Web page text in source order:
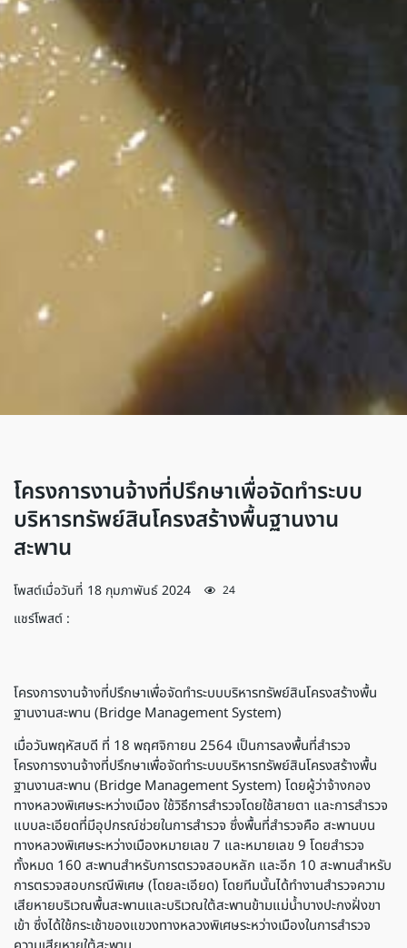
โครงการงานจ้างที่ปรึกษาเพื่อจัดทำระบบ
บริหารทรัพย์สินโครงสร้างพื้นฐานงาน
สะพาน
โพสต์เมื่อวันที่ 18 กุมภาพันธ์ 2024 24
แชร์โพสต์ :
โครงการงานจ้างที่ปรึกษาเพื่อจัดทำระบบบริหารทรัพย์สินโครงสร้างพื้น
ฐานงานสะพาน (Bridge Management System)
เมื่อวันพฤหัสบดี ที่ 18 พฤศจิกายน 2564 เป็นการลงพื้นที่สำรวจ
โครงการงานจ้างที่ปรึกษาเพื่อจัดทำระบบบริหารทรัพย์สินโครงสร้างพื้น
ฐานงานสะพาน (Bridge Management System) โดยผู้ว่าจ้างกอง
ทางหลวงพิเศษระหว่างเมือง ใช้วิธีการสำรวจโดยใช้สายตา และการสำรวจ
แบบละเอียดที่มีอุปกรณ์ช่วยในการสำรวจ ซึ่งพื้นที่สำรวจคือ สะพานบน
ทางหลวงพิเศษระหว่างเมืองหมายเลข 7 และหมายเลข 9 โดยสำรวจ
ทั้งหมด 160 สะพานสำหรับการตรวจสอบหลัก และอีก 10 สะพานสำหรับ
การตรวจสอบกรณีพิเศษ (โดยละเอียด) โดยทีมนั้นได้ทำงานสำรวจความ
เสียหายบริเวณพื้นสะพานและบริเวณใต้สะพานข้ามแม่น้ำบางปะกงฝั่งขา
เข้า ซึ่งได้ใช้กระเช้าของแขวงทางหลวงพิเศษระหว่างเมืองในการสำรวจ